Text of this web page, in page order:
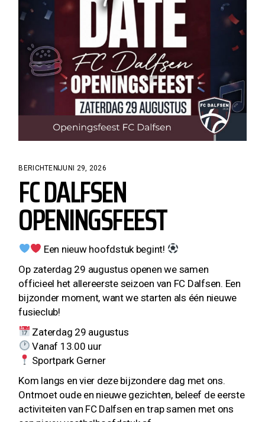
BERICHTENJUNI 29, 2026
FC DALFSEN
OPENINGSFEEST
Een nieuw hoofdstuk begint!
Op zaterdag 29 augustus openen we samen
officieel het allereerste seizoen van FC Dalfsen. Een
bijzonder moment, want we starten als één nieuwe
fusieclub!
Zaterdag 29 augustus
Vanaf 13.00 uur
Sportpark Gerner
Kom langs en vier deze bijzondere dag met ons.
Ontmoet oude en nieuwe gezichten, beleef de eerste
activiteiten van FC Dalfsen en trap samen met ons